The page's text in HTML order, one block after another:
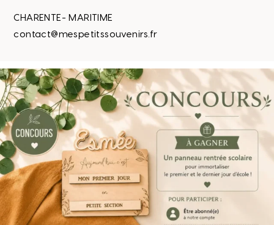
CHARENTE- MARITIME
contact@mespetitssouvenirs.fr